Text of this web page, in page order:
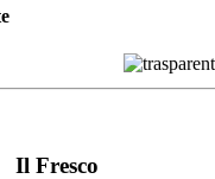
Il Fresco